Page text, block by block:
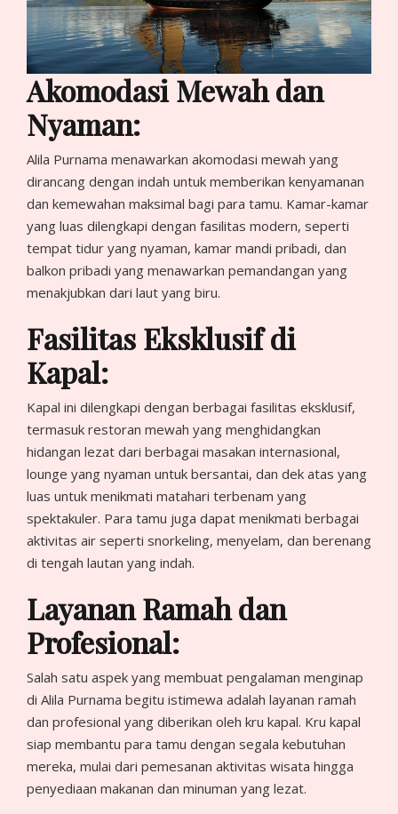
Akomodasi Mewah dan
Nyaman:
Alila Purnama menawarkan akomodasi mewah yang
dirancang dengan indah untuk memberikan kenyamanan
dan kemewahan maksimal bagi para tamu. Kamar-kamar
yang luas dilengkapi dengan fasilitas modern, seperti
tempat tidur yang nyaman, kamar mandi pribadi, dan
balkon pribadi yang menawarkan pemandangan yang
menakjubkan dari laut yang biru.
Fasilitas Eksklusif di
Kapal:
Kapal ini dilengkapi dengan berbagai fasilitas eksklusif,
termasuk restoran mewah yang menghidangkan
hidangan lezat dari berbagai masakan internasional,
lounge yang nyaman untuk bersantai, dan dek atas yang
luas untuk menikmati matahari terbenam yang
spektakuler. Para tamu juga dapat menikmati berbagai
aktivitas air seperti snorkeling, menyelam, dan berenang
di tengah lautan yang indah.
Layanan Ramah dan
Profesional:
Salah satu aspek yang membuat pengalaman menginap
di Alila Purnama begitu istimewa adalah layanan ramah
dan profesional yang diberikan oleh kru kapal. Kru kapal
siap membantu para tamu dengan segala kebutuhan
mereka, mulai dari pemesanan aktivitas wisata hingga
penyediaan makanan dan minuman yang lezat.